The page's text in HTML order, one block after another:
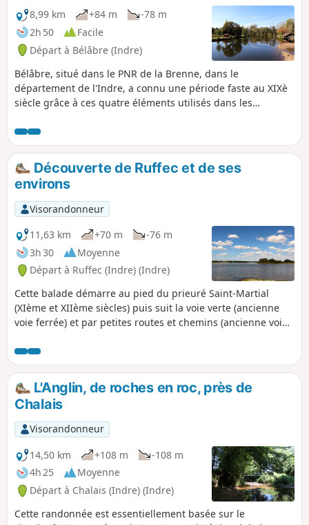
8,99 km
+84 m
-78 m
2h 50
Facile
Départ à Bélâbre (Indre)
Bélâbre, situé dans le PNR de la Brenne, dans le
département de l'Indre, a connu une période faste au XIXè
siècle grâce à ces quatre éléments utilisés dans les
premières (argile et minerai), l'eau pour les laver et les
humecter, et produire l'énergie, l'air pour sécher l'argile
moulée, et le feu pour la cuisson. Cette balade vous
propose entre autres de découvrir quelques vestiges de ce
passé.
Découverte de Ruffec et de ses
environs
Visorandonneur
11,63 km
+70 m
-76 m
3h 30
Moyenne
Départ à Ruffec (Indre) (Indre)
Cette balade démarre au pied du prieuré Saint-Martial
(XIème et XIIème siècles) puis suit la voie verte (ancienne
voie ferrée) et par petites routes et chemins (ancienne voie
traversée du Bois Jachère où se faufile le ruisseau Saint-
Victor et le retour à Ruffec, au bord de La Creuse.
L'Anglin, de roches en roc, près de
Chalais
Visorandonneur
14,50 km
+108 m
-108 m
4h 25
Moyenne
Départ à Chalais (Indre) (Indre)
Cette randonnée est essentiellement basée sur le